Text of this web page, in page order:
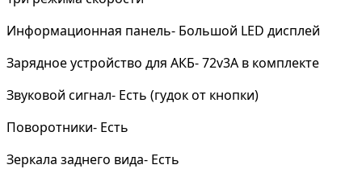
Информационная панель- Большой LED дисплей
Зарядное устройство для АКБ- 72v3A в комплекте
Звуковой сигнал- Есть (гудок от кнопки)
Поворотники- Есть
Зеркала заднего вида- Есть